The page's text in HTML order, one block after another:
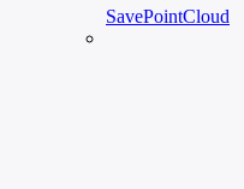
SavePointCloud